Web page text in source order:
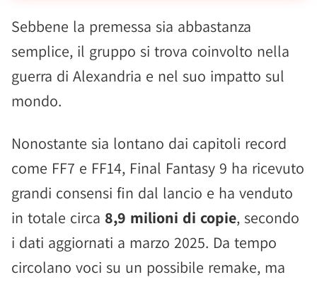
Sebbene la premessa sia abbastanza
semplice, il gruppo si trova coinvolto nella
guerra di Alexandria e nel suo impatto sul
mondo.
Nonostante sia lontano dai capitoli record
come FF7 e FF14, Final Fantasy 9 ha ricevuto
grandi consensi fin dal lancio e ha venduto
in totale circa 8,9 milioni di copie, secondo
i dati aggiornati a marzo 2025. Da tempo
circolano voci su un possibile remake, ma